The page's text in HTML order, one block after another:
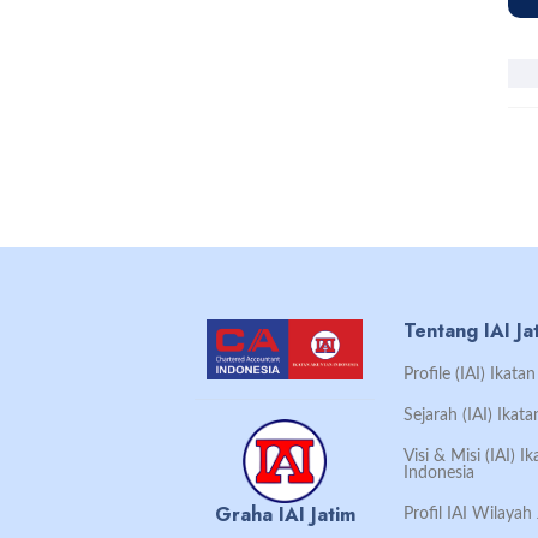
Graha IAI Jatim
Tentang IAI
Profile (IAI)
Sejarah (IAI)
Visi & Misi (IAI)
Indonesia
Profil IAI Wilayah